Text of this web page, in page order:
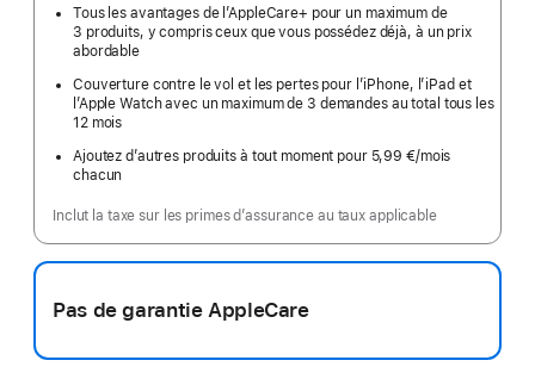
Tous les avantages de l’AppleCare+ pour un maximum de
3 produits, y compris ceux que vous possédez déjà, à un prix
abordable
Couverture contre le vol et les pertes pour l’iPhone, l’iPad et
l’Apple Watch avec un maximum de 3 demandes au total tous les
12 mois
Ajoutez d’autres produits à tout moment pour 5,99 €/mois
chacun
Inclut la taxe sur les primes d’assurance au taux applicable
Pas de garantie AppleCare